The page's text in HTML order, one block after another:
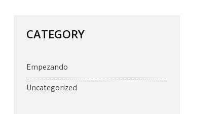
CATEGORY
Empezando
Uncategorized